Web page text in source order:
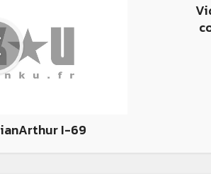
I-69